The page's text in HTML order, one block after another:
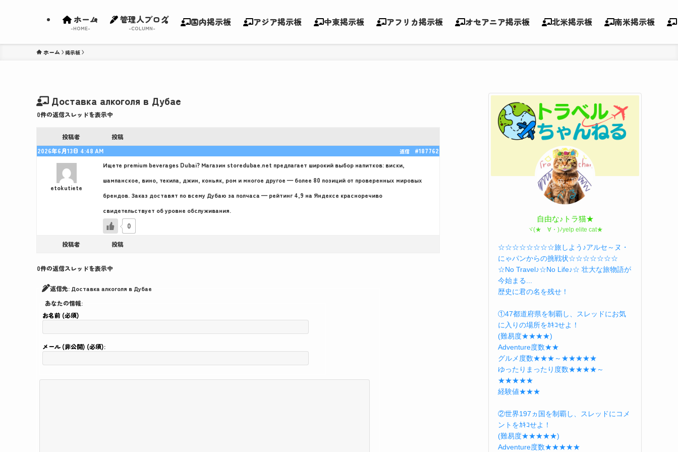
ホーム
-HOME-
管理人ブログ
-COLUMN-
国内掲示板 アジア掲示板 中東掲示板 アフリカ掲示板 オセアニア掲示板 北米掲示板 南米掲示板
ホーム
Доставка алкоголя в Дубае
0件の返信スレッドを表示中
投稿者
投稿
2026年6月13日 4:48 AM
#187762
返信
etokutiete
Ищете premium beverages Dubai? Магазин storedubae.net предлагает широкий выбор напитков: виски,
шампанское, вино, текила, джин, коньяк, ром и многое другое — более 80 позиций от проверенных мировых
брендов. Заказ доставят по всему Дубаю за полчаса — рейтинг 4,9 на Яндексе красноречиво
свидетельствует об уровне обслуживания.
0
投稿者 投稿
0件の返信スレッドを表示中
返信先: Доставка алкоголя в Дубае
あなたの情報:
お名前 (必須)
メール (非公開) (必須):
自由な♪トラ猫★
ヾ(★ゝ∀・)ﾉyelp elite cat★
☆☆☆☆☆☆☆☆旅しよう♪アルセ～ヌ・
にゃパンからの挑戦状☆☆☆☆☆☆☆
☆No Travel♪☆No Life♪☆ 壮大な旅物語が
今始まる...
歴史に君の名を残せ！
①47都道府県を制覇し、スレッドにお気
に入りの場所をｶｷｺせよ！
(難易度★★★★)
Adventure度数★★
グルメ度数★★★～★★★★★
ゆったりまったり度数★★★★～
★★★★★
経験値★★★
②世界197ヵ国を制覇し、スレッドにコメ
ントをｶｷｺせよ！
(難易度★★★★★)
Adventure度数★★★★★